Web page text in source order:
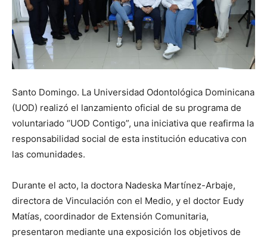
Santo Domingo. La Universidad Odontológica Dominicana
(UOD) realizó el lanzamiento oficial de su programa de
voluntariado “UOD Contigo”, una iniciativa que reafirma la
responsabilidad social de esta institución educativa con
las comunidades.
Durante el acto, la doctora Nadeska Martínez-Arbaje,
directora de Vinculación con el Medio, y el doctor Eudy
Matías, coordinador de Extensión Comunitaria,
presentaron mediante una exposición los objetivos de